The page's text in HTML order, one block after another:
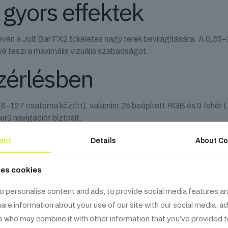
effektek
a Jolt Bar FX2 tökéletes nagy terek bevilágítására. A
teszi a maximális vizuális szabadságot.
csatorna között), valamint 25 beépített RGB és 9 fehér
navigációt biztosít.
és könnyű telepítés
5,9 kg, így ideális utazó produkciókhoz is. A 180°-ban
gyors és rendezett telepítést tesznek lehetővé.
Details About
cookies
personalise content and ads, to provide social media features
information about your use of our site with our social media,
who may combine it with other information that you’ve provided